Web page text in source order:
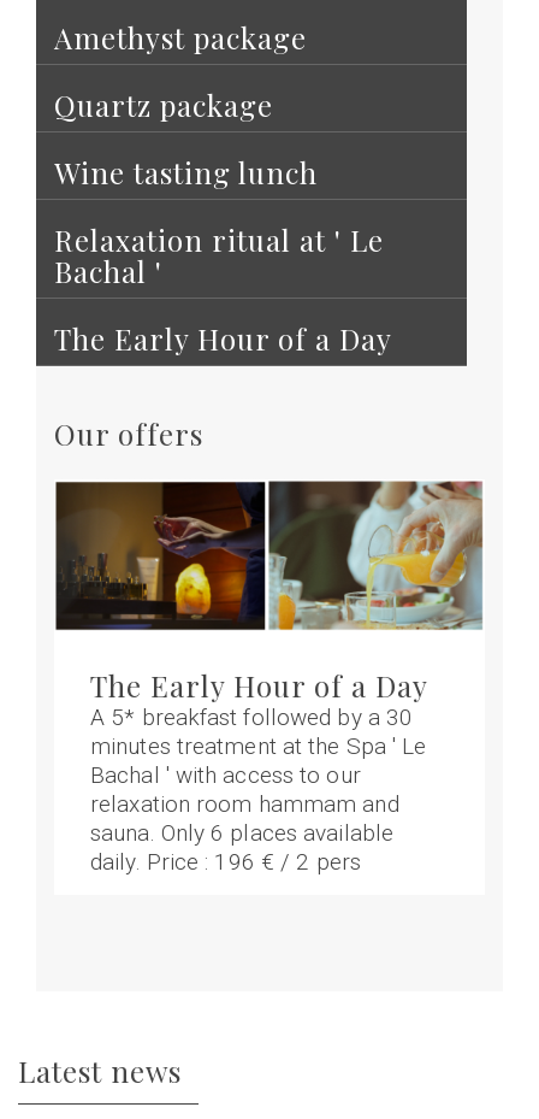
Amethyst package
Quartz package
Wine tasting lunch
Relaxation ritual at ' Le
Bachal '
The Early Hour of a Day
Our offers
The Early Hour of a Day
A 5* breakfast followed by a 30
minutes treatment at the Spa ' Le
Bachal ' with access to our
relaxation room hammam and
sauna. Only 6 places available
daily. Price : 196 € / 2 pers
Latest news